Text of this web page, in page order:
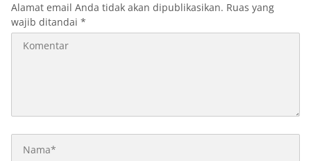
Alamat email Anda tidak akan dipublikasikan. Ruas yang
wajib ditandai *